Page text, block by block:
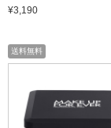
¥3,190
送料無料